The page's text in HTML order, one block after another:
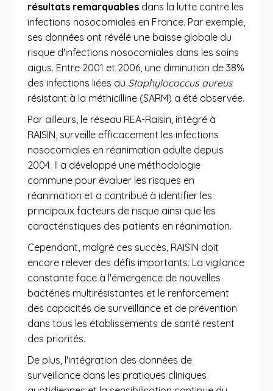
résultats remarquables dans la lutte contre les
infections nosocomiales en France. Par exemple,
ses données ont révélé une baisse globale du
risque d'infections nosocomiales dans les soins
aigus. Entre 2001 et 2006, une diminution de 38%
des infections liées au Staphylococcus aureus
résistant à la méthicilline (SARM) a été observée.
Par ailleurs, le réseau REA-Raisin, intégré à
RAISIN, surveille efficacement les infections
nosocomiales en réanimation adulte depuis
2004. Il a développé une méthodologie
commune pour évaluer les risques en
réanimation et a contribué à identifier les
principaux facteurs de risque ainsi que les
caractéristiques des patients en réanimation.
Cependant, malgré ces succès, RAISIN doit
encore relever des défis importants. La vigilance
constante face à l'émergence de nouvelles
bactéries multirésistantes et le renforcement
des capacités de surveillance et de prévention
dans tous les établissements de santé restent
des priorités.
De plus, l'intégration des données de
surveillance dans les pratiques cliniques